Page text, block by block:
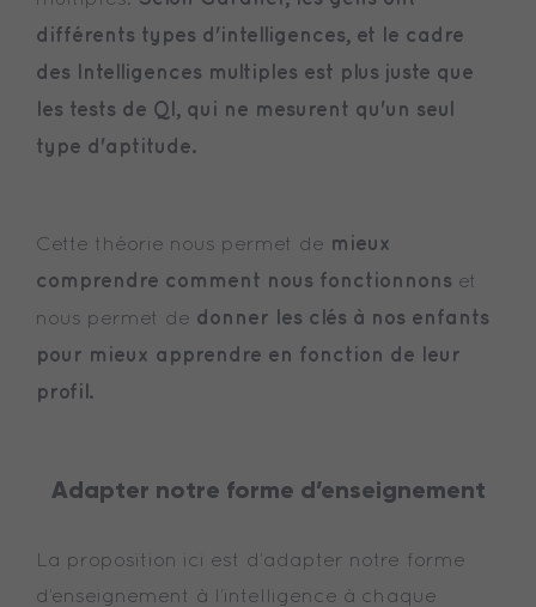
différents types d'intelligences, et le cadre
des Intelligences multiples est plus juste que
les tests de QI, qui ne mesurent qu'un seul
type d'aptitude.
Cette théorie nous permet de mieux
comprendre comment nous fonctionnons et
nous permet de donner les clés à nos enfants
pour mieux apprendre en fonction de leur
profil.
Adapter notre forme d’enseignement
La proposition ici est d’adapter notre forme
d’enseignement à l’intelligence à chaque